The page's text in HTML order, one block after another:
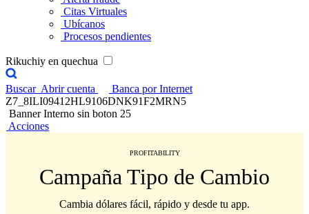
Citas Virtuales
Ubícanos
Procesos pendientes
Rikuchiy en quechua
Buscar Abrir cuenta
Banca por Internet
Z7_8ILI09412HL9106DNK91F2MRN5
Banner Interno sin boton 25
Acciones
PROFITABILITY
Campaña Tipo de Cambio
Cambia dólares fácil, rápido y desde tu app.